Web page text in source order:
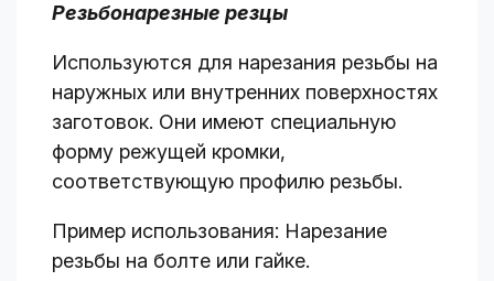
Резьбонарезные резцы
Используются для нарезания резьбы на
наружных или внутренних поверхностях
заготовок. Они имеют специальную
форму режущей кромки,
соответствующую профилю резьбы.
Пример использования: Нарезание
резьбы на болте или гайке.